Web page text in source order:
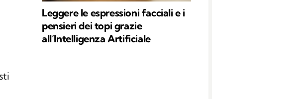
Leggere le espressioni facciali e i
pensieri dei topi grazie
all’Intelligenza Artificiale